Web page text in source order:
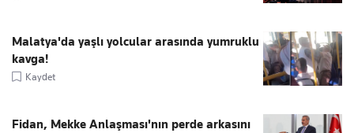
Malatya'da yaşlı yolcular arasında yumruklu
kavga!
Kaydet
Fidan, Mekke Anlaşması'nın perde arkasını